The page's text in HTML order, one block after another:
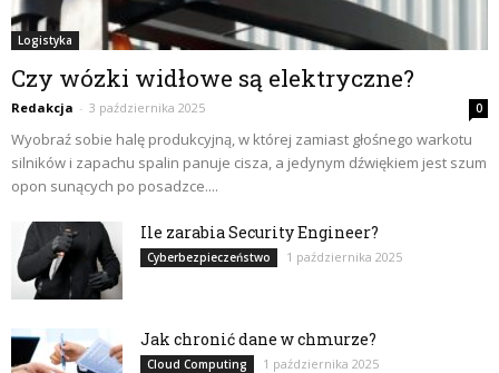
Logistyka
Czy wózki widłowe są elektryczne?
Redakcja - 3 października 2025 0
Wyobraź sobie halę produkcyjną, w której zamiast głośnego warkotu
silników i zapachu spalin panuje cisza, a jedynym dźwiękiem jest szum
opon sunących po posadzce....
Ile zarabia Security Engineer?
Cyberbezpieczeństwo 1 października 2025
Jak chronić dane w chmurze?
Cloud Computing 1 października 2025